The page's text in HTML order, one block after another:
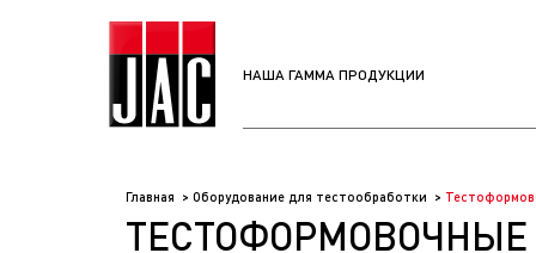
НАША ГАММА ПРОДУКЦИИ
Главная Оборудование для тестообработки